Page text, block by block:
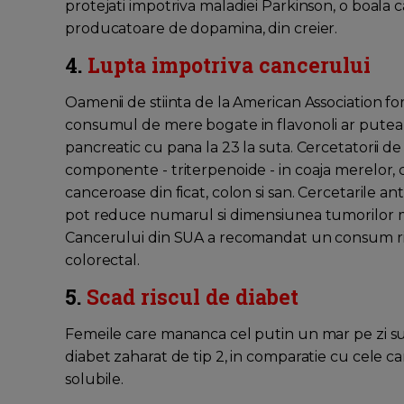
protejati impotriva maladiei Parkinson, o
producatoare de dopamina, din creier.
4. Lupta impotriva cancerului
Oamenii de stiinta de la American Association
consumul de mere bogate in flavonoli ar
pancreatic cu pana la 23 la suta. Cercetatorii
componente - triterpenoide - in coaja
canceroase din ficat, colon si san. Cercetarile
pot reduce numarul si dimensiunea tumorilor
Cancerului din SUA a recomandat un
colorectal.
5. Scad riscul de diabet
Femeile care mananca cel putin un mar pe zi
diabet zaharat de tip 2, in comparatie cu cele
solubile.